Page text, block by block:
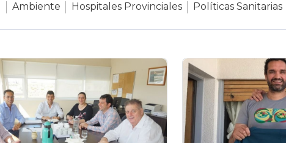
Ambiente Hospitales Provinciales Políticas Sanitarias